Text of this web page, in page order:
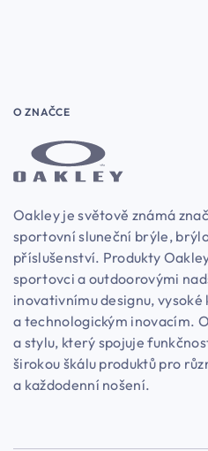
O ZNAČCE
Oakley je světově známá
sportovní sluneční brýle,
příslušenství. Produkty
sportovci a outdoorovými
inovativnímu designu,
a technologickým inovacím.
a stylu, který spojuje
širokou škálu produktů pro
a každodenní nošení.